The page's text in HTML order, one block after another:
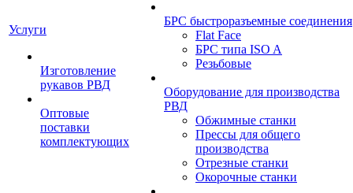
Услуги
Изготовление
рукавов РВД
Оптовые
поставки
комплектующих
БРС быстроразъемные соединения
Flat Face
БРС типа ISO A
Резьбовые
Оборудование для производства
РВД
Обжимные станки
Прессы для общего
производства
Отрезные станки
Окорочные станки